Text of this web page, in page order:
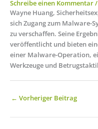
Schreibe einen Kommentar
Wayne Huang,
sich Zugang zum Malware-
zu verschaffen. Seine
veröffentlicht und bieten
einer Malware-Operation,
Werkzeuge und
← Vorheriger Beitrag